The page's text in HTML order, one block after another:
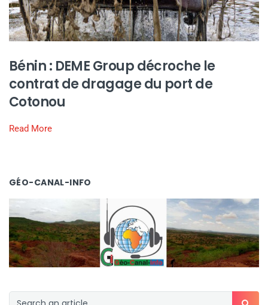
Bénin : DEME Group décroche le
contrat de dragage du port de
Cotonou
Read More
GÉO-CANAL-INFO